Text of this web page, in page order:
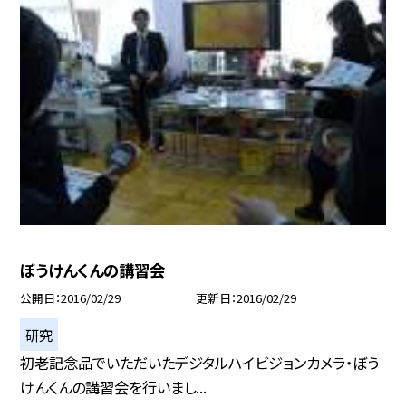
ぼうけんくんの講習会
公開日 2016/02/29 更新日 2016/02/29
研究
初老記念品でいただいたデジタルハイビジョンカメラ・ぼう
けんくんの講習会を行いまし...